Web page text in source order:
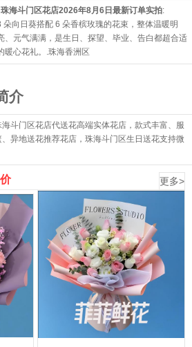
珠海斗门区花店2026年8月6日最新订单实拍:
朵向日葵搭配 6 朵香槟玫瑰的花束，整体温暖明
、元气满满，是生日、探望、毕业、告白都超合适
暖心花礼。. 珠海香洲区
介
斗门区花店代送花高端实体花店，款式丰富、服
异地送花推荐花店，珠海斗门区生日送花支持微
更多>